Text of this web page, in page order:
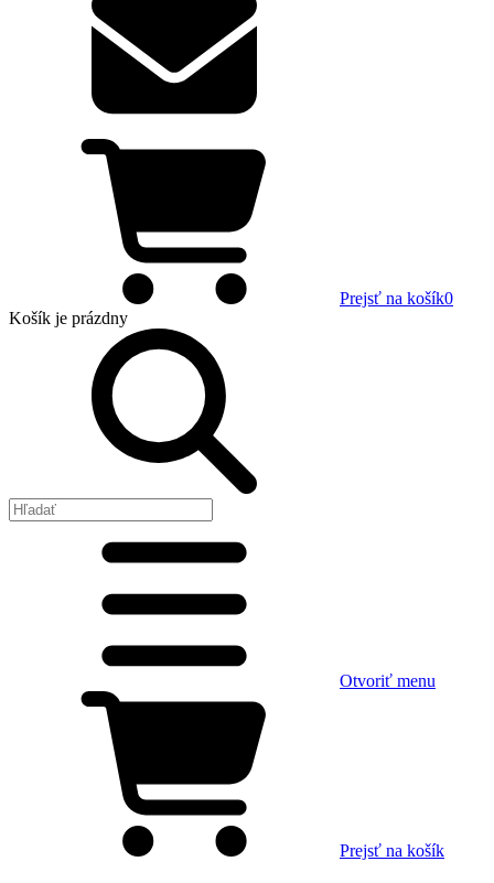
Prejsť na košík0
Košík je prázdny
Otvoriť menu
Prejsť na košík